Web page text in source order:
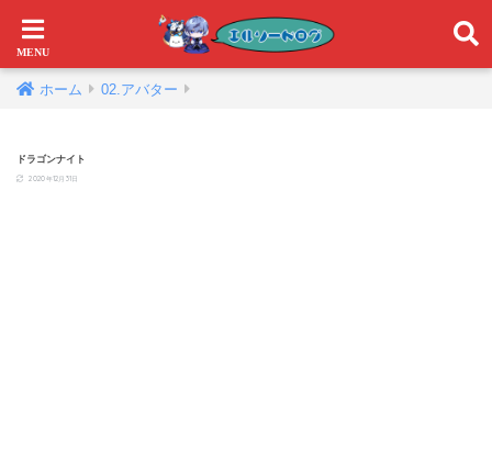
ホーム 02.アバター
ドラゴンナイト
2020年12月31日